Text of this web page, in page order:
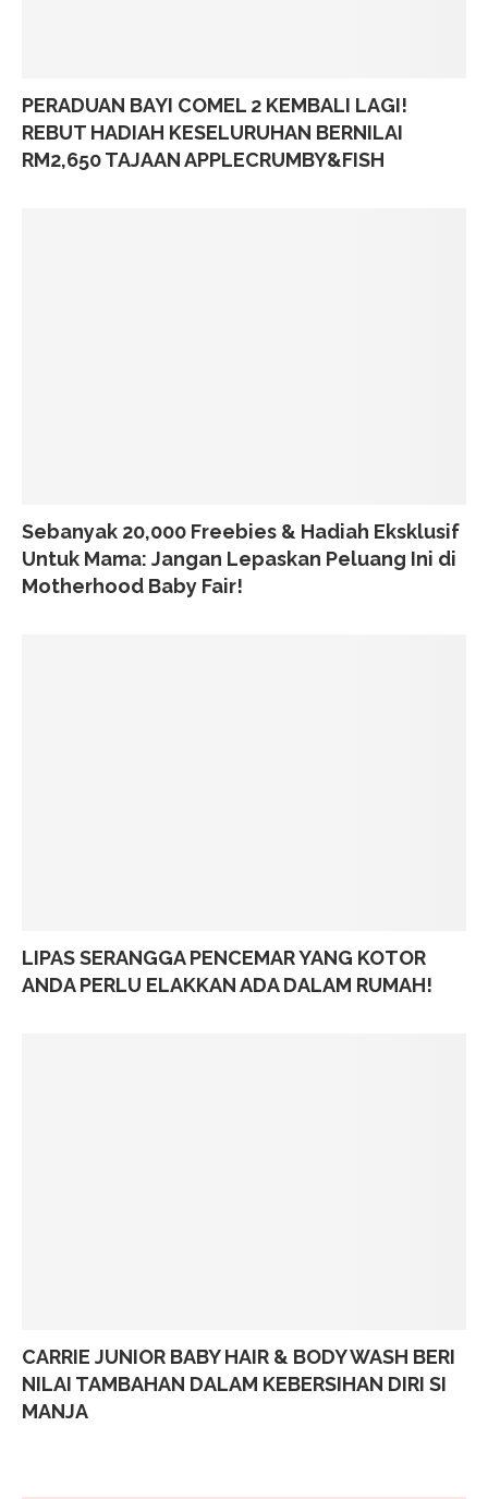
PERADUAN BAYI COMEL 2 KEMBALI LAGI!
REBUT HADIAH KESELURUHAN BERNILAI
RM2,650 TAJAAN APPLECRUMBY&FISH
Sebanyak 20,000 Freebies & Hadiah Eksklusif
Untuk Mama: Jangan Lepaskan Peluang Ini di
Motherhood Baby Fair!
LIPAS SERANGGA PENCEMAR YANG KOTOR
ANDA PERLU ELAKKAN ADA DALAM RUMAH!
CARRIE JUNIOR BABY HAIR & BODY WASH BERI
NILAI TAMBAHAN DALAM KEBERSIHAN DIRI SI
MANJA